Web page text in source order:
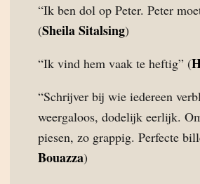
“Ik ben dol op Peter. Peter
(Sheila Sitalsing)
“Ik vind hem vaak te heftig” (
“Schrijver bij wie iedereen
weergaloos, dodelijk eerlijk.
piesen, zo grappig. Perfecte
Bouazza)